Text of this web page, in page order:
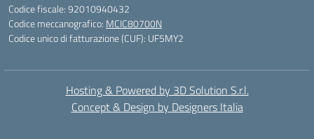
Codice fiscale: 92010940432
Codice meccanografico: MCIC80700N
Codice unico di fatturazione (CUF): UF5MY2
Hosting & Powered by 3D Solution S.r.l.
Concept & Design by Designers Italia